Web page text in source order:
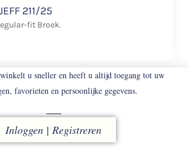
211/25
fit Broek.
u sneller en heeft u altijd toegang tot uw
favorieten en persoonlijke gegevens.
Inloggen | Registreren